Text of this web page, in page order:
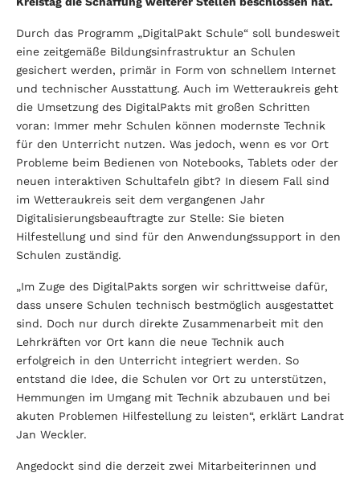
Durch das Programm „DigitalPakt Schule“ soll bundesweit
eine zeitgemäße Bildungsinfrastruktur an Schulen
gesichert werden, primär in Form von schnellem Internet
und technischer Ausstattung. Auch im Wetteraukreis geht
die Umsetzung des DigitalPakts mit großen Schritten
voran: Immer mehr Schulen können modernste Technik
für den Unterricht nutzen. Was jedoch, wenn es vor Ort
Probleme beim Bedienen von Notebooks, Tablets oder der
neuen interaktiven Schultafeln gibt? In diesem Fall sind
im Wetteraukreis seit dem vergangenen Jahr
Digitalisierungsbeauftragte zur Stelle: Sie bieten
Hilfestellung und sind für den Anwendungssupport in den
Schulen zuständig.
„Im Zuge des DigitalPakts sorgen wir schrittweise dafür,
dass unsere Schulen technisch bestmöglich ausgestattet
sind. Doch nur durch direkte Zusammenarbeit mit den
Lehrkräften vor Ort kann die neue Technik auch
erfolgreich in den Unterricht integriert werden. So
entstand die Idee, die Schulen vor Ort zu unterstützen,
Hemmungen im Umgang mit Technik abzubauen und bei
akuten Problemen Hilfestellung zu leisten“, erklärt Landrat
Jan Weckler.
Angedockt sind die derzeit zwei Mitarbeiterinnen und